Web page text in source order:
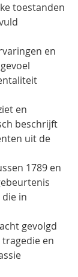
toestanden
en
en
beschrijft
uit de
1789 en
in
gevolgd
en